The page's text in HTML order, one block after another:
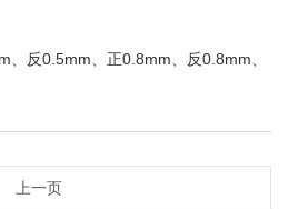
、反0.5mm、正0.8mm、反0.8mm、
上一页